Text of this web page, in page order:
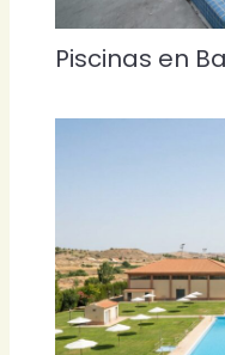
Piscinas en